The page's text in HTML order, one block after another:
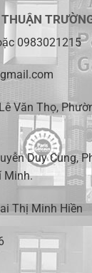
0983021215
Văn Thọ,
Duy Cung,
Minh.
Thị Minh Hiền